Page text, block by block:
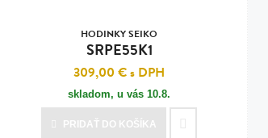
HODINKY SEIKO
SRPE55K1
309,00 €s DPH
skladom, u vás 10.8.
PRIDAŤ DO KOŠÍKA